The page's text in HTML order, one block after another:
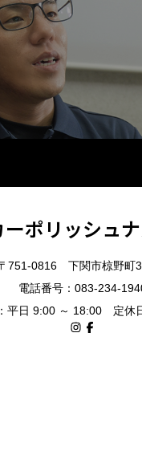
ーポリッシュ
751-0816 下関市椋野町
電話番号：083-234-
平日 9:00 ～ 18:00 定休